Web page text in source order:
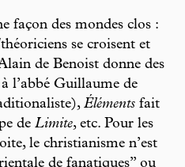
façon des mondes clos :
se croisent et
de Benoist donne des
l’abbé Guillaume de
Éléments fait
de Limite, etc. Pour les
le christianisme n’est
de fanatiques” ou